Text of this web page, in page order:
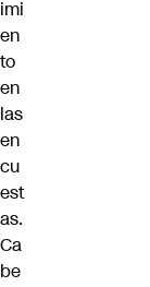
imi
en
to
en
las
en
cu
est
as.
Ca
be